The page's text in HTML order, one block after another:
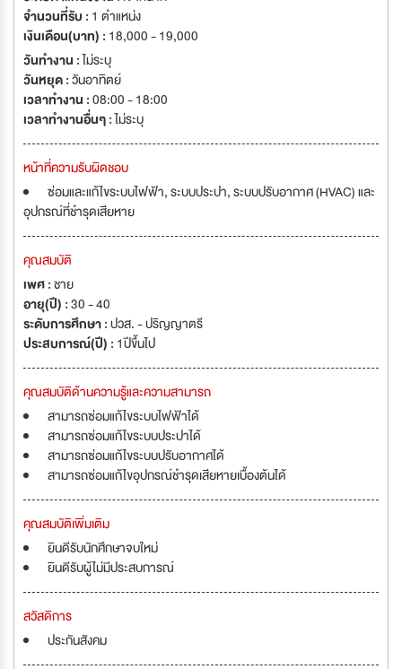
จำนวนที่รับ : 1 ตำแหน่ง
เงินเดือน(บาท) : 18,000 - 19,000
วันทำงาน :ไม่ระบุ
วันหยุด :วันอาทิตย์
เวลาทำงาน :08:00 - 18:00
เวลาทำงานอื่นๆ :ไม่ระบุ
หน้าที่ความรับผิดชอบ
ซ่อมและแก้ไขระบบไฟฟ้า, ระบบประปา, ระบบปรับอากาศ (HVAC) และ
อุปกรณ์ที่ชำรุดเสียหาย
คุณสมบัติ
เพศ :ชาย
อายุ(ปี) :30 - 40
ระดับการศึกษา :ปวส. - ปริญญาตรี
ประสบการณ์(ปี) : 1ปีขึ้นไป
คุณสมบัติด้านความรู้และความสามารถ
สามารถซ่อมแก้ไขระบบไฟฟ้าได้
สามารถซ่อมแก้ไขระบบประปาได้
สามารถซ่อมแก้ไขระบบปรับอากาศได้
สามารถซ่อมแก้ไขอุปกรณ์ชำรุดเสียหายเบื้องต้นได้
คุณสมบัติเพิ่มเติม
ยินดีรับนักศึกษาจบใหม่
ยินดีรับผู้ไม่มีประสบการณ์
สวัสดิการ
ประกันสังคม